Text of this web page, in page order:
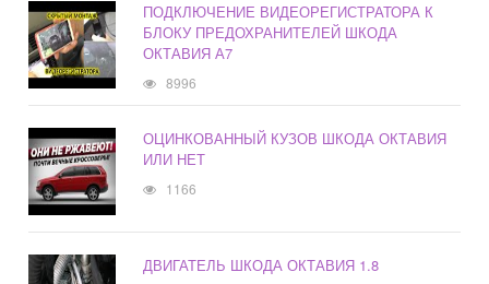
ПОДКЛЮЧЕНИЕ ВИДЕОРЕГИСТРАТОРА К
БЛОКУ ПРЕДОХРАНИТЕЛЕЙ ШКОДА
ОКТАВИЯ А7
8996
ОЦИНКОВАННЫЙ КУЗОВ ШКОДА ОКТАВИЯ
ИЛИ НЕТ
1166
ДВИГАТЕЛЬ ШКОДА ОКТАВИЯ 1.8